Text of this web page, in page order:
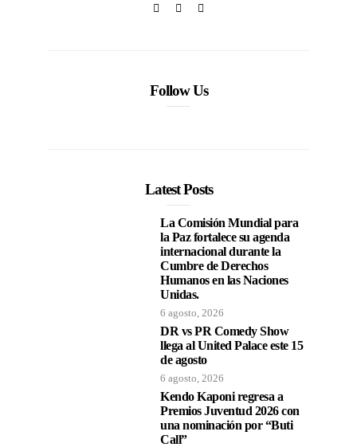
Follow Us
Latest Posts
La Comisión Mundial para
la Paz fortalece su agenda
internacional durante la
Cumbre de Derechos
Humanos en las Naciones
Unidas.
6 agosto, 2026
DR vs PR Comedy Show
llega al United Palace este 15
de agosto
6 agosto, 2026
Kendo Kaponi regresa a
Premios Juventud 2026 con
una nominación por “Buti
Call”